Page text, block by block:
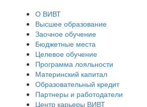
О ВИВТ
Высшее образование
Заочное обучение
Бюджетные места
Целевое обучение
Программа лояльности
Материнский капитал
Образовательный кредит
Партнеры и работодатели
Центр карьеры ВИВТ